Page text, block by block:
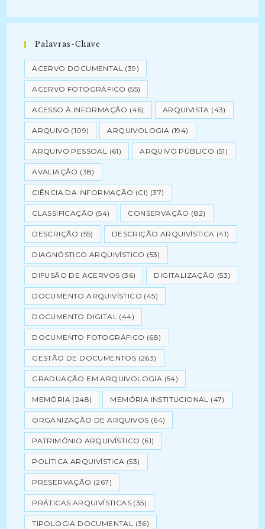
Palavras-Chave
ACERVO DOCUMENTAL (39)
ACERVO FOTOGRÁFICO (55)
ACESSO À INFORMAÇÃO (46) ARQUIVISTA (43)
ARQUIVO (109) ARQUIVOLOGIA (194)
ARQUIVO PESSOAL (61) ARQUIVO PÚBLICO (51)
AVALIAÇÃO (38)
CIÊNCIA DA INFORMAÇÃO (CI) (37)
CLASSIFICAÇÃO (54) CONSERVAÇÃO (82)
DESCRIÇÃO (55) DESCRIÇÃO ARQUIVÍSTICA (41)
DIAGNÓSTICO ARQUIVÍSTICO (53)
DIFUSÃO DE ACERVOS (36) DIGITALIZAÇÃO (53)
DOCUMENTO ARQUIVÍSTICO (45)
DOCUMENTO DIGITAL (44)
DOCUMENTO FOTOGRÁFICO (68)
GESTÃO DE DOCUMENTOS (263)
GRADUAÇÃO EM ARQUIVOLOGIA (54)
MEMÓRIA (248) MEMÓRIA INSTITUCIONAL (47)
ORGANIZAÇÃO DE ARQUIVOS (64)
PATRIMÔNIO ARQUIVÍSTICO (61)
POLÍTICA ARQUIVÍSTICA (53)
PRESERVAÇÃO (267)
PRÁTICAS ARQUIVÍSTICAS (35)
TIPOLOGIA DOCUMENTAL (36)